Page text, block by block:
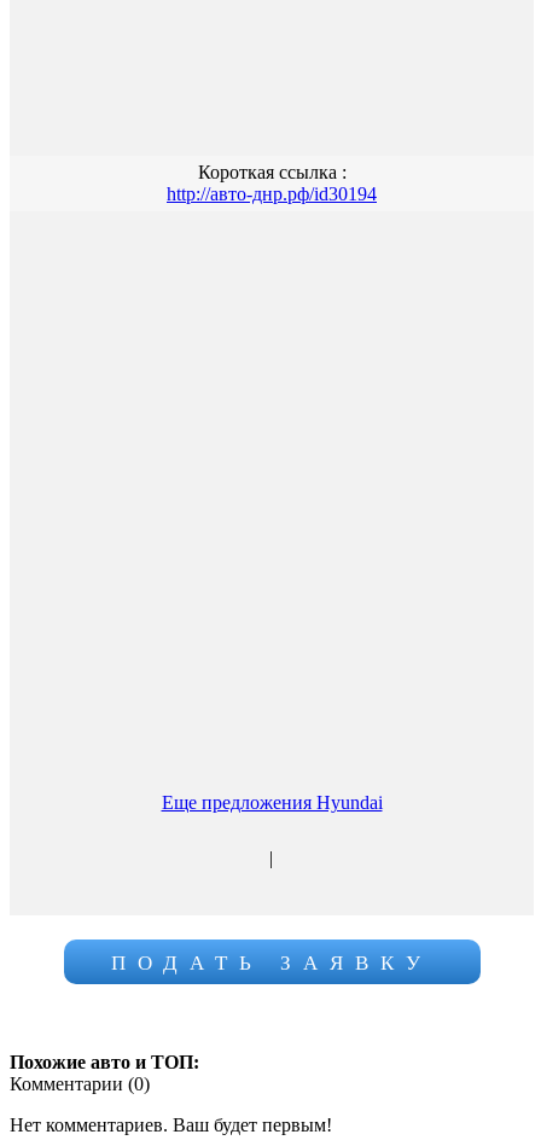
Короткая ссылка :
http://авто-днр.рф/id30194
Еще предложения Hyundai
|
ПОДАТЬ ЗАЯВКУ
Похожие авто и ТОП:
Комментарии (0)
Нет комментариев. Ваш будет первым!